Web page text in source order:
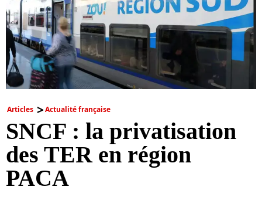
Articles Actualité française
SNCF : la privatisation
des TER en région
PACA